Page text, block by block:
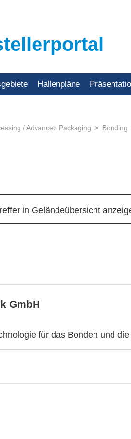
Hallenpläne
/ Advanced Packaging Bonding
in Geländeübersicht
GmbH
für das Bonden und